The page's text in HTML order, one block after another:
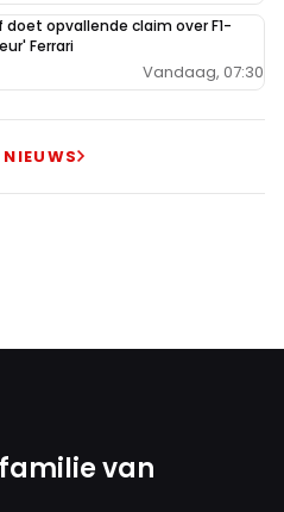
doet opvallende claim over F1-
Ferrari
Vandaag, 07:30
NIEUWS
van